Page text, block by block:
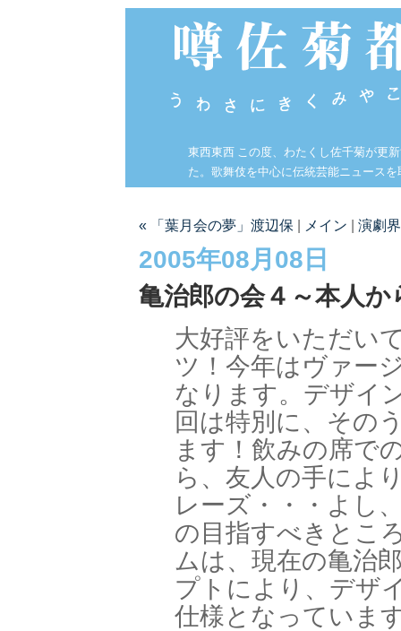
東西東西 この度、わたくし佐千菊が更
た。歌舞伎を中心に伝統芸能ニュース
« 「葉月会の夢」渡辺保 メイン 演劇
2005年08月08日
亀治郎の会４～本人
大好評をいただい
ツ！今年はヴァー
なります。デザイ
回は特別に、その
ます！飲みの席で
ら、友人の手によ
レーズ・・・よし
の目指すべきと
ムは、現在の亀治
プトにより、デザ
仕様となっていま